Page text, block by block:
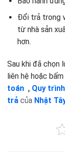
Đổi trả trong
từ nhà sản
hơn.
Sau khi đã chọn
liên hệ hoặc
toán , Quy
trả của Nhật